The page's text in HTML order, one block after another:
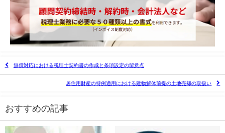
無償対応における税理士契約書の作成と条項設定の留意点
居住用財産の特例適用における建物解体前提の土地売却の取扱い
おすすめの記事